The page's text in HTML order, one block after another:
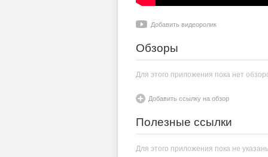
Добавить видеоролик
Обзоры
Для этого приложения пока нет
Добавить ссылку на обзор
Полезные ссылки
Для этого приложения пока не